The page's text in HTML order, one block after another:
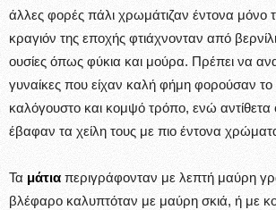
άλλες φορές πάλι χρωμάτιζαν έντονα μόνο
κραγιόν της εποχής φτιάχνονταν από
ουσίες όπως φύκια και μούρα. Πρέπει να
γυναίκες που είχαν καλή φήμη φορούσαν το
καλόγουστο και κομψό τρόπο, ενώ αντίθετα
έβαφαν τα χείλη τους με πιο έντονα
Τα μάτια περιγράφονταν με λεπτή μαύρη
βλέφαρο καλυπτόταν με μαύρη σκιά, ή με